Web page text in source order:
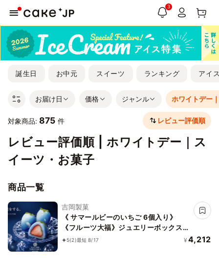
3
誕生日 お中元 スイーツ ランキング アイ
お届け日 価格 ジャンル ホワイトデー
対象商品: 875 件 レビュー評価順
レビュー評価順 | ホワイトデー｜ス
イーツ・お菓子
商品一覧
吉岡製菓
《 サマールビーのいちご 6個入り》
《フルーツ大福》ジュエリーボックス
《ルビーのいちご》 DAIFUKU ありがと
5(2)最短 8/17 ¥ 4,212